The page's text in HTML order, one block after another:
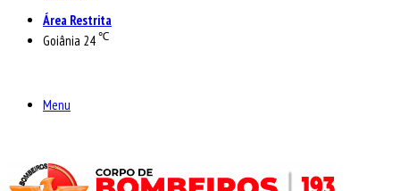
Área Restrita
Goiânia 24℃
Menu